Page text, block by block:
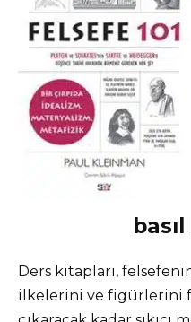
Ders kitapları,
ilkelerini ve figürlerini